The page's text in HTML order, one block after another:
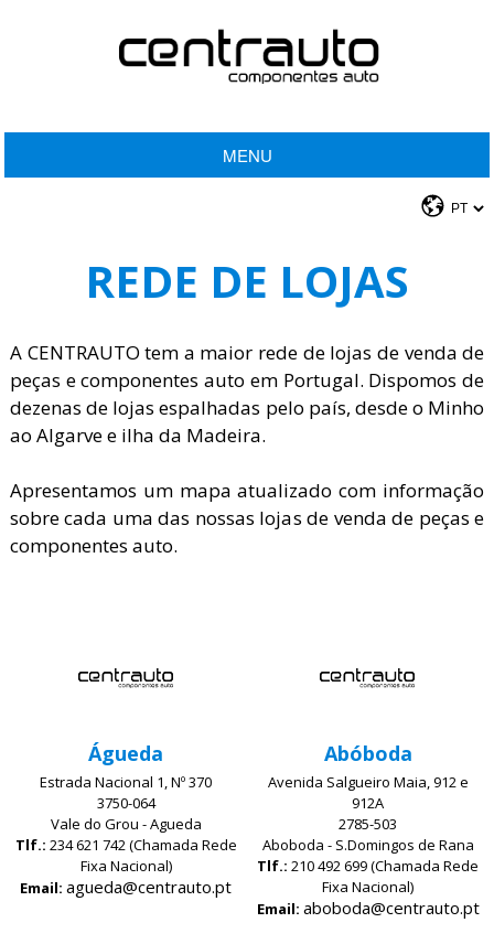
MENU
REDE DE LOJAS
A CENTRAUTO tem a maior rede de lojas de venda de
peças e componentes auto em Portugal. Dispomos de
dezenas de lojas espalhadas pelo país, desde o Minho
ao Algarve e ilha da Madeira.
Apresentamos um mapa atualizado com informação
sobre cada uma das nossas lojas de venda de peças e
componentes auto.
Águeda
Estrada Nacional 1, Nº 370
3750-064
Vale do Grou - Agueda
Tlf.: 234 621 742 (Chamada Rede
Fixa Nacional)
Email: agueda@centrauto.pt
Abóboda
Avenida Salgueiro Maia, 912 e
912A
2785-503
Aboboda - S.Domingos de Rana
Tlf.: 210 492 699 (Chamada Rede
Fixa Nacional)
Email: aboboda@centrauto.pt